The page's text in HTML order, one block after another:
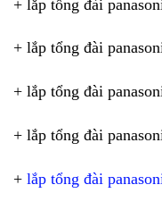
+ lắp tổng đài
+ lắp tổng đài
+ lắp tổng đài
+ lắp tổng đài
+ lắp tổng đài